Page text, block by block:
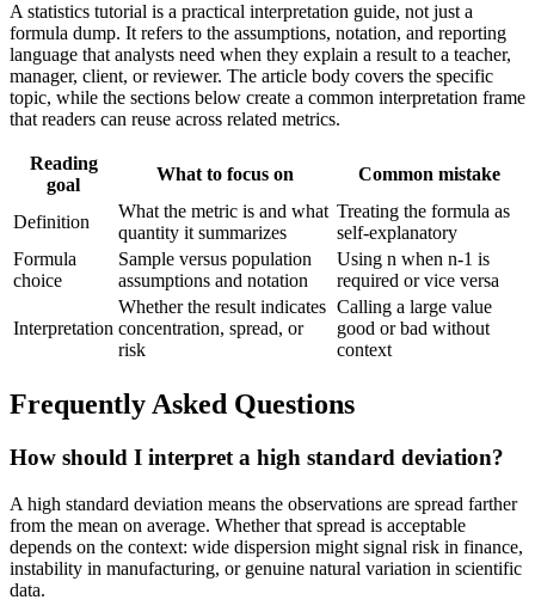
A statistics tutorial is a practical interpretation guide, not just a
formula dump. It refers to the assumptions, notation, and reporting
language that analysts need when they explain a result to a teacher,
manager, client, or reviewer. The article body covers the specific
topic, while the sections below create a common interpretation frame
that readers can reuse across related metrics.
Reading
goal
What to focus on Common mistake
Definition
What the metric is and what
quantity it summarizes
Treating the formula as
self-explanatory
Formula
choice
Sample versus population
assumptions and notation
Using n when n-1 is
required or vice versa
Interpretation
Whether the result indicates
concentration, spread, or
risk
Calling a large value
good or bad without
context
Frequently Asked Questions
How should I interpret a high standard deviation?
A high standard deviation means the observations are spread farther
from the mean on average. Whether that spread is acceptable
depends on the context: wide dispersion might signal risk in finance,
instability in manufacturing, or genuine natural variation in scientific
data.